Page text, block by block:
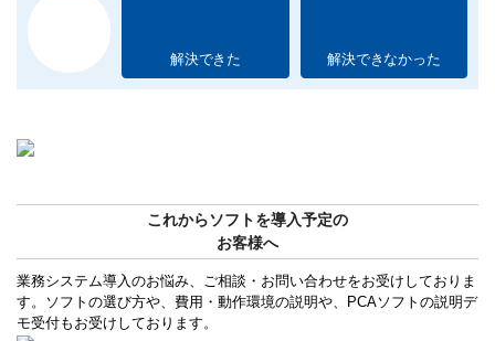
解決できた 解決できなかった
これからソフトを導入予定の
お客様へ
業務システム導入のお悩み、ご相談・お問い合わせをお受けしておりま
す。ソフトの選び方や、費用・動作環境の説明や、PCAソフトの説明デ
モ受付もお受けしております。